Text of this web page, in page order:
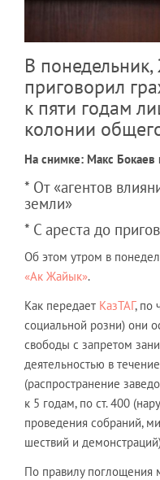
В понедельник,
приговорил
к пяти годам
колонии
На снимке: Макс Бокаев
* От «агентов
земли»
* С ареста до
Об этом утром в
«Ак Жайык».
Как передает КазТАГ, по
социальной розни) они
свободы с запретом
деятельностью в
(распространение
к 5 годам, по ст. 400
проведения собраний,
шествий и
По правилу поглощения